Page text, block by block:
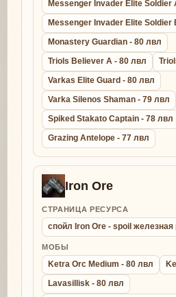
Messenger Invader Elite Soldier
Messenger Invader Elite Soldier
Monastery Guardian - 80 лвл
Triols Believer A - 80 лвл
Varkas Elite Guard - 80 лвл
Varka Silenos Shaman - 79 лвл
Spiked Stakato Captain - 78 лвл
Grazing Antelope - 77 лвл
Iron Ore
СТРАНИЦА РЕСУРСА
спойл Iron Ore - spoil железная
МОБЫ
Ketra Orc Medium - 80 лвл
Lavasillisk - 80 лвл